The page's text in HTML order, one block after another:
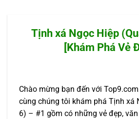
Tịnh xá Ngọc Hiệp
[Khám Phá Vẻ
Chào mừng bạn đến với
cùng chúng tôi khám phá Tịnh xá
6) – #1 gồm có những vẻ đẹp,